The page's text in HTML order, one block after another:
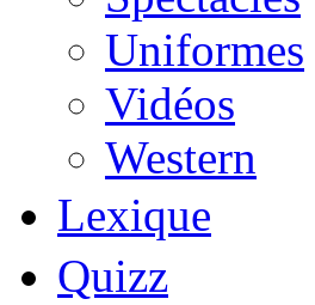
Uniformes
Vidéos
Western
Lexique
Quizz